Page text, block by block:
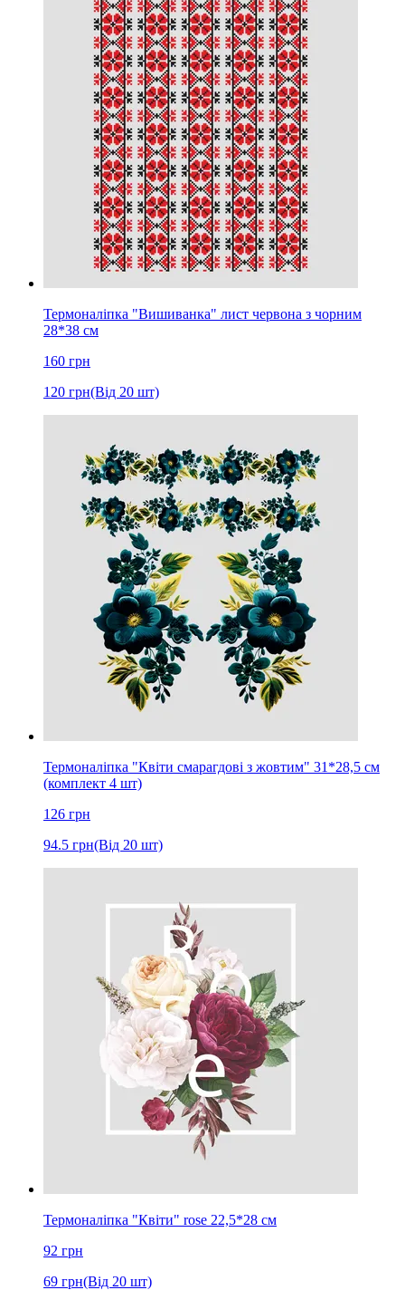
Термоналіпка "Вишиванка" лист червона з чорним
28*38 см
160 грн
120 грн(Від 20 шт)
Термоналіпка "Квіти смарагдові з жовтим" 31*28,5 см
(комплект 4 шт)
126 грн
94.5 грн(Від 20 шт)
Термоналіпка "Квіти" rose 22,5*28 см
92 грн
69 грн(Від 20 шт)